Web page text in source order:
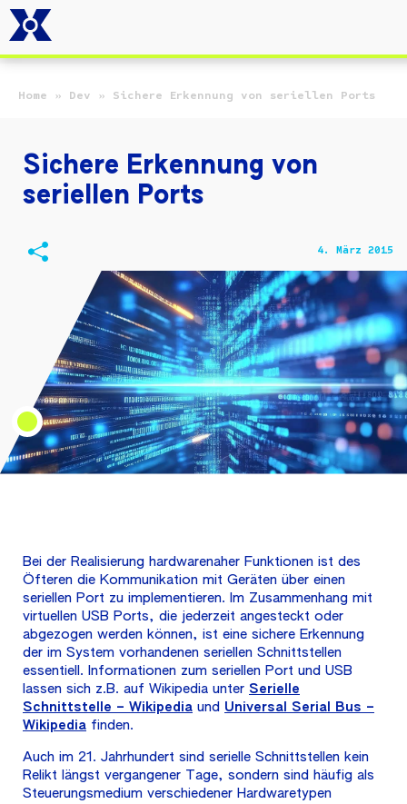
Home » Dev » Sichere Erkennung von seriellen Ports
Sichere Erkennung von
seriellen Ports
4. März 2015
Bei der Realisierung hardwarenaher Funktionen ist des
Öfteren die Kommunikation mit Geräten über einen
seriellen Port zu implementieren. Im Zusammenhang mit
virtuellen USB Ports, die jederzeit angesteckt oder
abgezogen werden können, ist eine sichere Erkennung
der im System vorhandenen seriellen Schnittstellen
essentiell. Informationen zum seriellen Port und USB
lassen sich z.B. auf Wikipedia unter Serielle
Schnittstelle – Wikipedia und Universal Serial Bus –
Wikipedia finden.
Auch im 21. Jahrhundert sind serielle Schnittstellen kein
Relikt längst vergangener Tage, sondern sind häufig als
Steuerungsmedium verschiedener Hardwaretypen